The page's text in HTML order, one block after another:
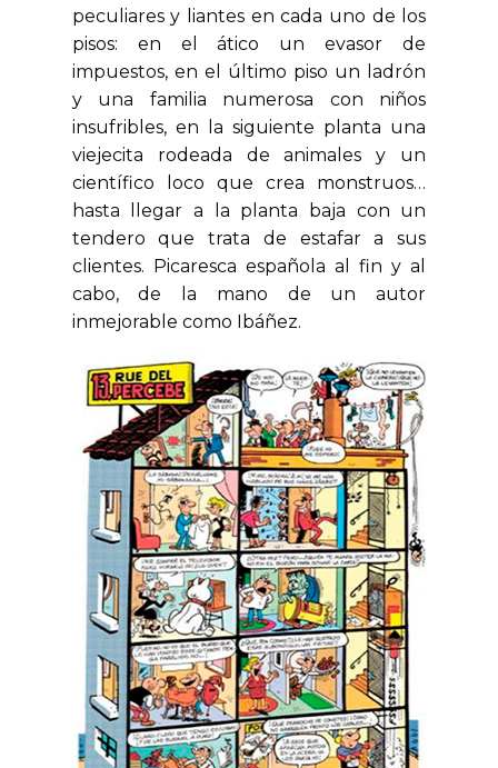
peculiares y liantes en cada uno de los
pisos: en el ático un evasor de
impuestos, en el último piso un ladrón
y una familia numerosa con niños
insufribles, en la siguiente planta una
viejecita rodeada de animales y un
científico loco que crea monstruos…
hasta llegar a la planta baja con un
tendero que trata de estafar a sus
clientes. Picaresca española al fin y al
cabo, de la mano de un autor
inmejorable como Ibáñez.